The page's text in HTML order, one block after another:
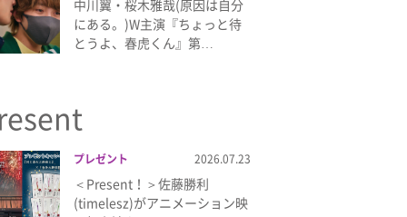
中川翼・桜木雅哉(原因は自分
にある。)W主演『ちょっと待
とうよ、春虎くん』第…
プレゼント 2026.07.23
＜Present！＞佐藤勝利
(timelesz)がアニメーション映